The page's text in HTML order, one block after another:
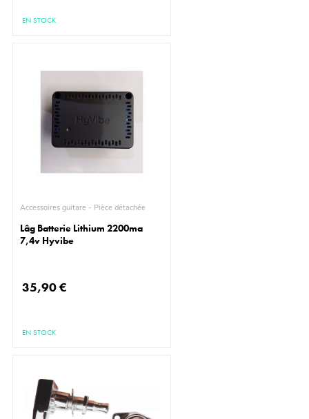
EN STOCK
Accessoires guitare - Pièce détachée
Lâg Batterie Lithium 2200ma
7,4v Hyvibe
35,90 €
EN STOCK